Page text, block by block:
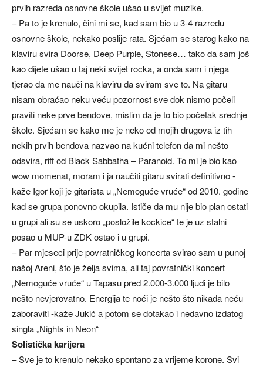
prvih razreda osnovne škole ušao u svijet muzike.
– Pa to je krenulo, čini mi se, kad sam bio u 3-4 razredu
osnovne škole, nekako poslije rata. Sjećam se starog kako na
klaviru svira Doorse, Deep Purple, Stonese… tako da sam još
kao dijete ušao u taj neki svijet rocka, a onda sam i njega
tjerao da me nauči na klaviru da sviram sve to. Na gitaru
nisam obraćao neku veću pozornost sve dok nismo počeli
praviti neke prve bendove, mislim da je to bio početak srednje
škole. Sjećam se kako me je neko od mojih drugova iz tih
nekih prvih bendova nazvao na kućni telefon da mi nešto
odsvira, riff od Black Sabbatha – Paranoid. To mi je bio kao
wow momenat, moram i ja naučiti gitaru svirati definitivno -
kaže Igor koji je gitarista u „Nemoguće vruće“ od 2010. godine
kad se grupa ponovno okupila. Ističe da mu nije bio plan ostati
u grupi ali su se uskoro „posložile kockice“ te je uz stalni
posao u MUP-u ZDK ostao i u grupi.
– Par mjeseci prije povratničkog koncerta svirao sam u punoj
našoj Areni, što je želja svima, ali taj povratnički koncert
„Nemoguće vruće“ u Tapasu pred 2.000-3.000 ljudi je bilo
nešto nevjerovatno. Energija te noći je nešto što nikada neću
zaboraviti -kaže Jukić a potom se dotakao i nedavno izdatog
singla „Nights in Neon“
Solistička karijera
– Sve je to krenulo nekako spontano za vrijeme korone. Svi